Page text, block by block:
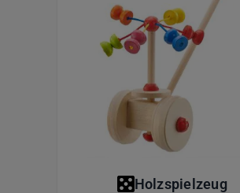
Holzspielzeug